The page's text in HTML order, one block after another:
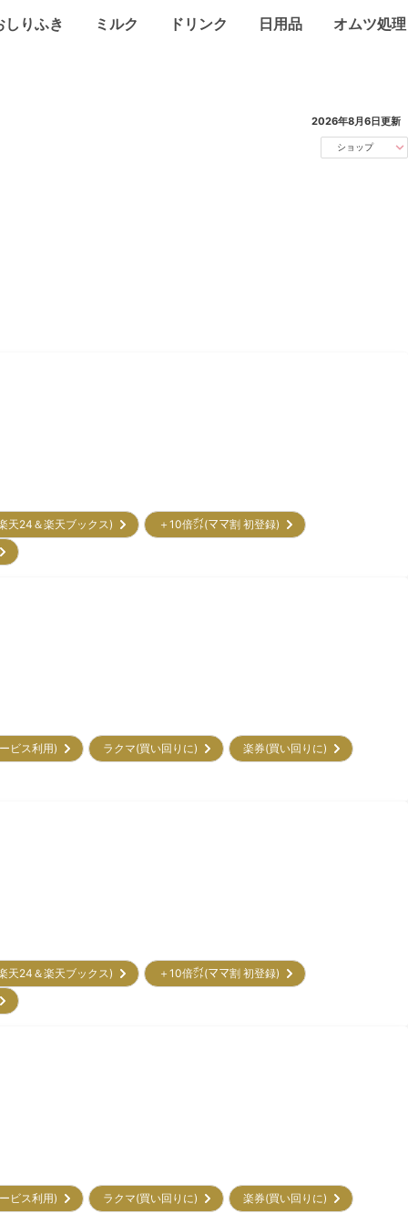
しりふき ミルク ドリンク 日用品 オムツ処理
2026年8月6日更新
ショップ
天24＆楽天ブックス)
＋10倍㌽(ママ割 初登録)
ビス利用) ラクマ(買い回りに)
楽券(買い回りに)
天24＆楽天ブックス)
＋10倍㌽(ママ割 初登録)
ビス利用) ラクマ(買い回りに)
楽券(買い回りに)